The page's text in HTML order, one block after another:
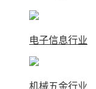
电子信息行业
机械五金行业